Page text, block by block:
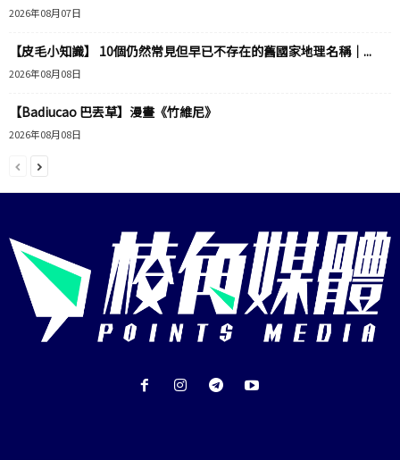
2026年08月07日
【皮毛小知識】 10個仍然常見但早已不存在的舊國家地理名稱｜...
2026年08月08日
【Badiucao 巴丟草】漫畫《竹維尼》
2026年08月08日